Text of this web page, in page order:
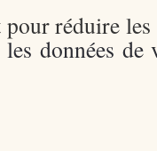
réduire
données de